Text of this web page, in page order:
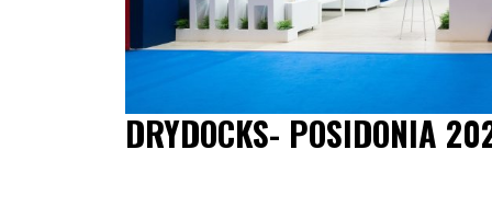
DRYDOCKS- POSIDONIA